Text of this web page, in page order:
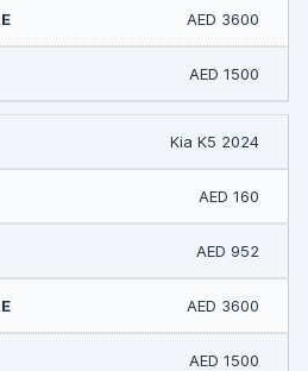
AED 3600
AED 1500
Kia K5 2024
AED 160
AED 952
AED 3600
AED 1500